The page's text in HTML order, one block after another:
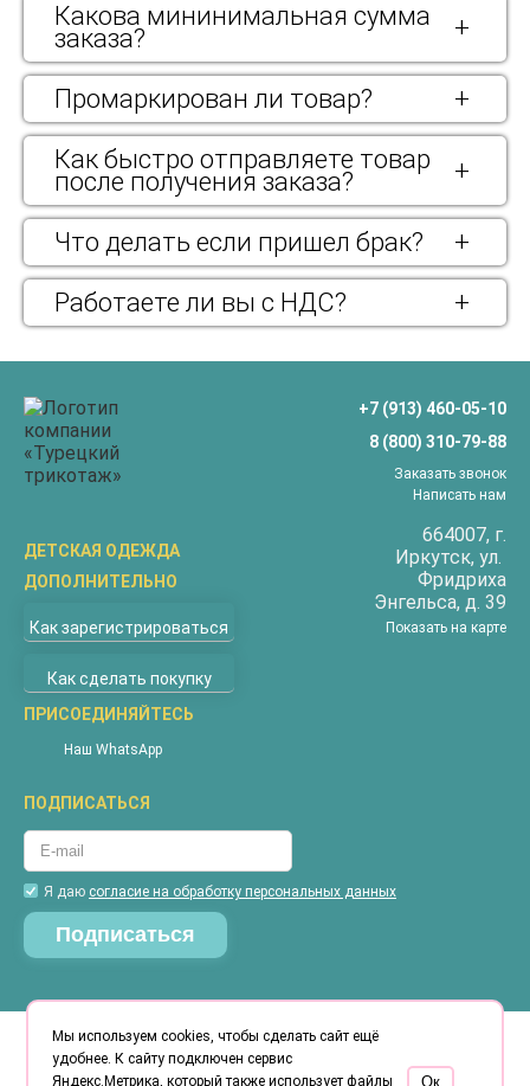
Какова мининимальная сумма
заказа? +
Промаркирован ли товар? +
Как быстро отправляете товар
после получения заказа? +
Что делать если пришел брак? +
Работаете ли вы с НДС? +
+7 (913) 460-05-10
8 (800) 310-79-88
Заказать звонок
Написать нам
664007, г.
Иркутск, ул.
Фридриха
Энгельса, д. 39
Показать на карте
ДЕТСКАЯ ОДЕЖДА
Бриджи
Верхняя одежда
Джемперы
Жилеты
Комбинезоны
Майки
Пижамы
Футболки
Халаты
Шорты
Бренды
ДОПОЛНИТЕЛЬНО
Доставка
Оплата
Покупателям
Наши магазины
Акции
Контакты
Гарантия
Вопросы и ответы
Таблица размеров соответствия
Как зарегистрироваться
Как сделать покупку
ПРИСОЕДИНЯЙТЕСЬ
Наш WhatsApp
ПОДПИСАТЬСЯ
Я даю согласие на обработку персональных данных
2012 – 2026 © Турецкий трикотаж. Информация
сайта защищена законом об авторских правах.
Информация, представленная на сайте носит информационный
Мы используем cookies, чтобы сделать сайт ещё
удобнее. К сайту подключен сервис
Яндекс.Метрика, который также использует файлы
Oк